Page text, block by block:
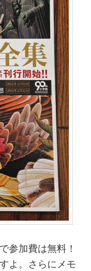
参加費は無料！
よ。さらにメモ